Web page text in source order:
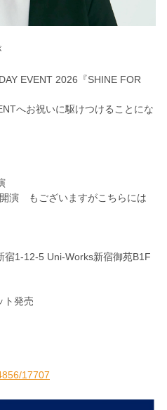
EVENT 2026『SHINE FOR
へお祝いに駆けつけることにな
演 もございますがこちらには
宿1-12-5 Uni-Works新宿御苑B1F
ト発売
17707